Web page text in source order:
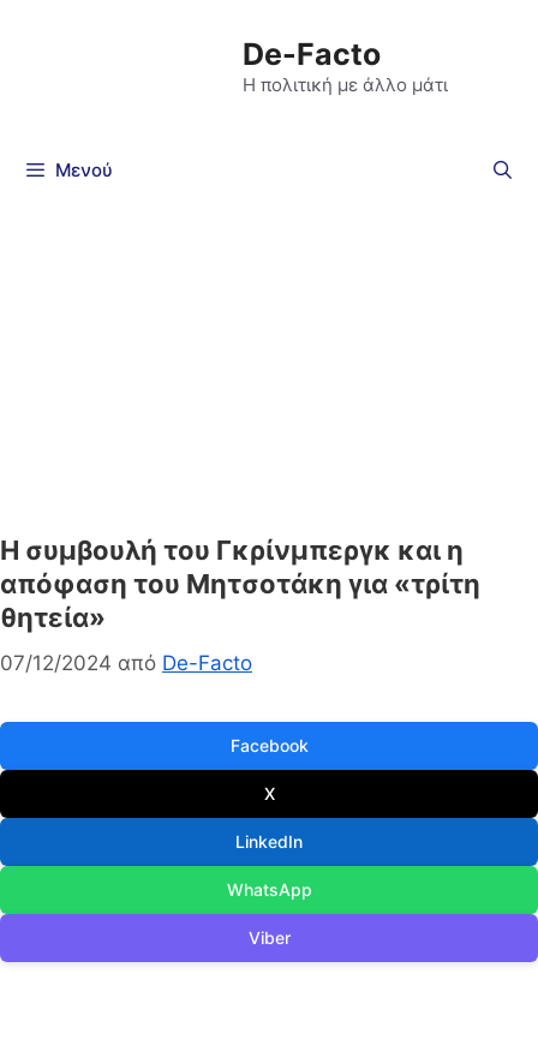
De-Facto
Η πολιτική με άλλο μάτι
Μενού
Η συμβουλή του Γκρίνμπεργκ και η
απόφαση του Μητσοτάκη για «τρίτη
θητεία»
07/12/2024 από De-Facto
Facebook
X
LinkedIn
WhatsApp
Viber